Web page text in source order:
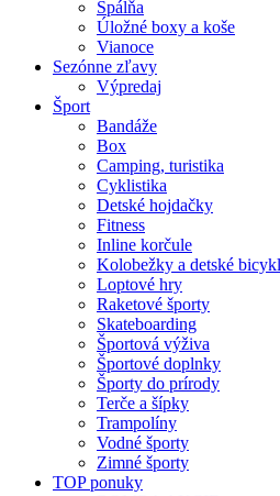
Spálňa
Úložné boxy a koše
Vianoce
Sezónne zľavy
Výpredaj
Šport
Bandáže
Box
Camping, turistika
Cyklistika
Detské hojdačky
Fitness
Inline korčule
Kolobežky a detské
Loptové hry
Raketové športy
Skateboarding
Športová výživa
Športové doplnky
Športy do prírody
Terče a šípky
Trampolíny
Vodné športy
Zimné športy
TOP ponuky